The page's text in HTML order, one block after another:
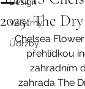
Veletrhy
Údržby
2025: The
Chelsea
přehlídkou
zahradním
zahrada The